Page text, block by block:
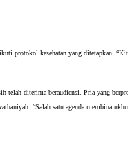
protokol kesehatan yang ditetapkan.
telah diterima beraudiensi. Pria yang
“Salah satu agenda membina